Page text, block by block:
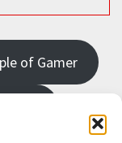
of Gamer